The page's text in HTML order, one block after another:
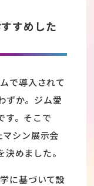
すめした
で導入されて
ずか。ジム愛
す。そこで
マシン展示会
めました。
に基づいて設